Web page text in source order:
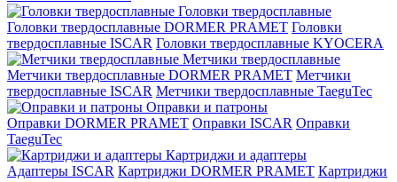
Головки твердосплавные
Головки твердосплавные DORMER PRAMET Головки
твердосплавные ISCAR Головки твердосплавные KYOCERA
Метчики твердосплавные
Метчики твердосплавные DORMER PRAMET Метчики
твердосплавные ISCAR Метчики твердосплавные TaeguTec
Оправки и патроны
Оправки DORMER PRAMET Оправки ISCAR Оправки
TaeguTec
Картриджи и адаптеры
Адаптеры ISCAR Картриджи DORMER PRAMET Картриджи